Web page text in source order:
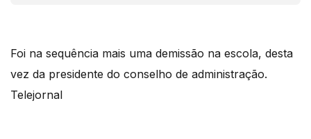
Foi na sequência mais uma demissão na escola, desta
vez da presidente do conselho de administração.
Telejornal